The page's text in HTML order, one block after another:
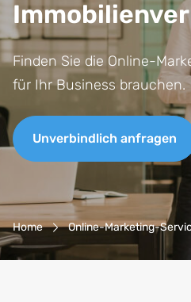
Finden Sie die Online-
für Ihr Business brauchen.
Unverbindlich anfragen
Breadcrumb-Navigation
Home Online-Marketing-